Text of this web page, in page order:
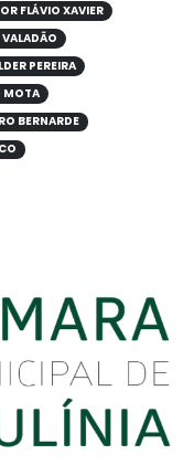
FLÁVIO XAVIER
PEREIRA
MOTA
BERNARDE